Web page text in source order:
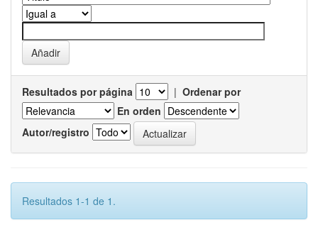
Resultados por página | Ordenar por
En orden
Autor/registro
Resultados 1-1 de 1.